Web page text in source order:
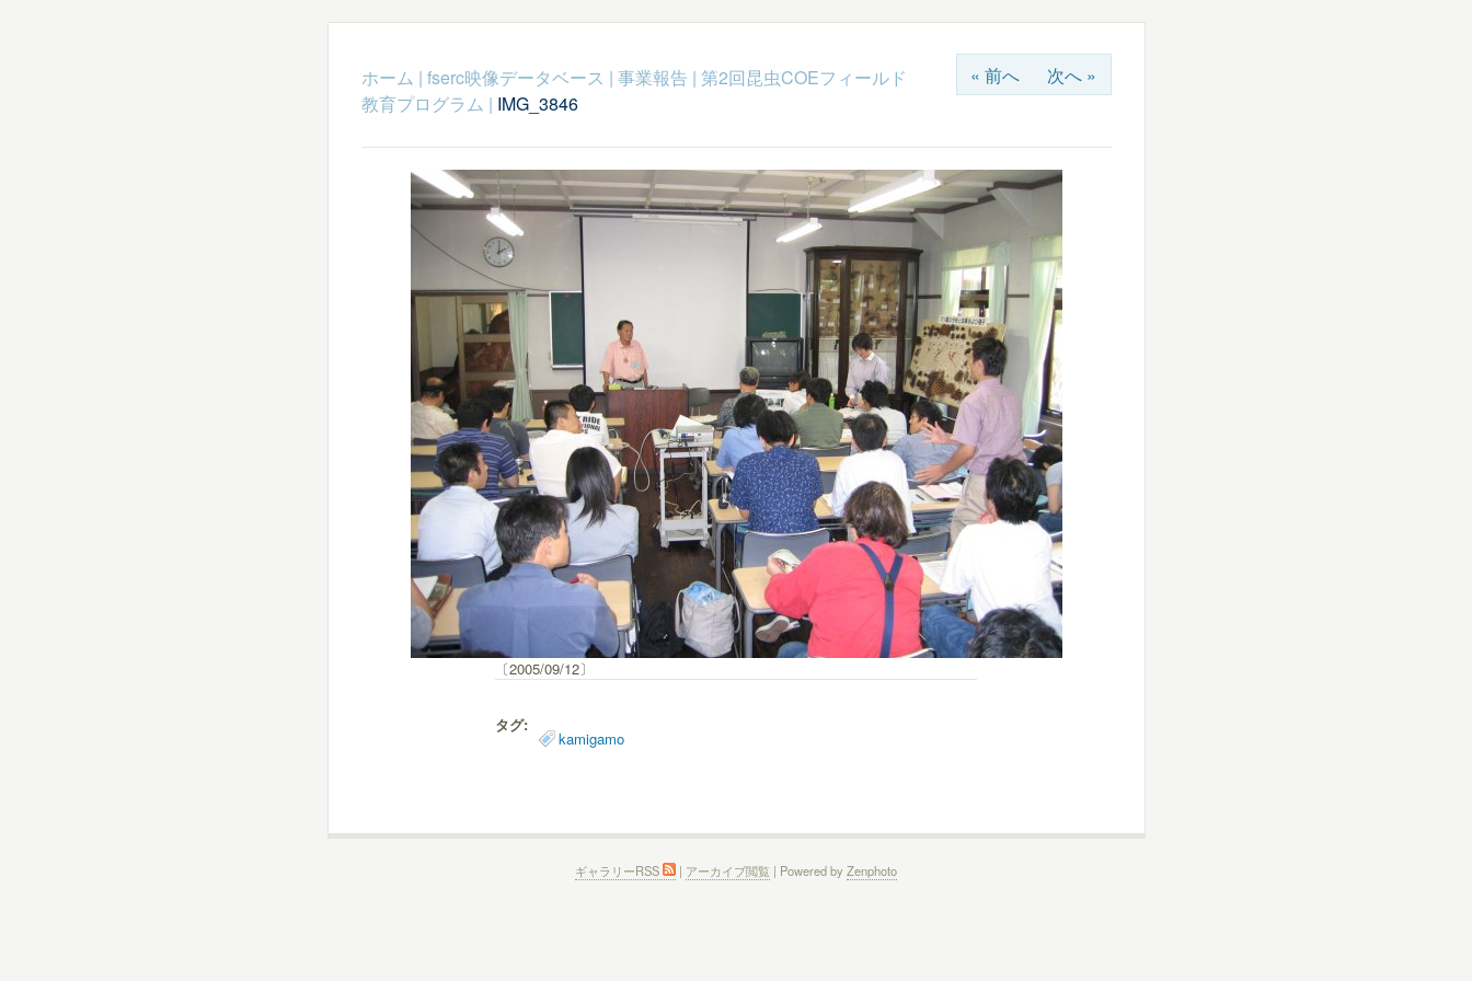
« 前へ 次へ »
ホーム | fserc映像データベース | 事業報告 | 第2回昆虫COEフィールド
教育プログラム | IMG_3846
〔2005/09/12〕
タグ:
kamigamo
ギャラリーRSS | アーカイブ閲覧 | Powered by Zenphoto